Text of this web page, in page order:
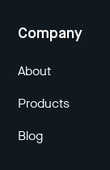
Company
About
Products
Blog